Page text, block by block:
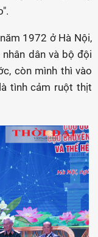
1972 ở Hà Nội,
dân và bộ đội
còn mình thì vào
tình cảm ruột thịt